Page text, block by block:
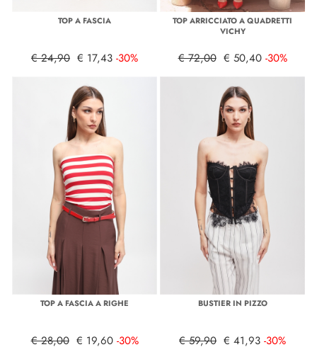
TOP A FASCIA
€ 24,90 € 17,43 -30%
TOP ARRICCIATO A QUADRETTI
VICHY
€ 72,00 € 50,40 -30%
TOP A FASCIA A RIGHE
€ 28,00 € 19,60 -30%
BUSTIER IN PIZZO
€ 59,90 € 41,93 -30%